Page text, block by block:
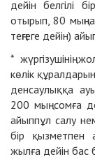
дейін белгілі
отырып, 80
теңгеге дейін)
* жүргізушінің
көлік
денсаулыққа
200 мың сомға
айыппұл салу
бір қызметпен
жылға дейін бас